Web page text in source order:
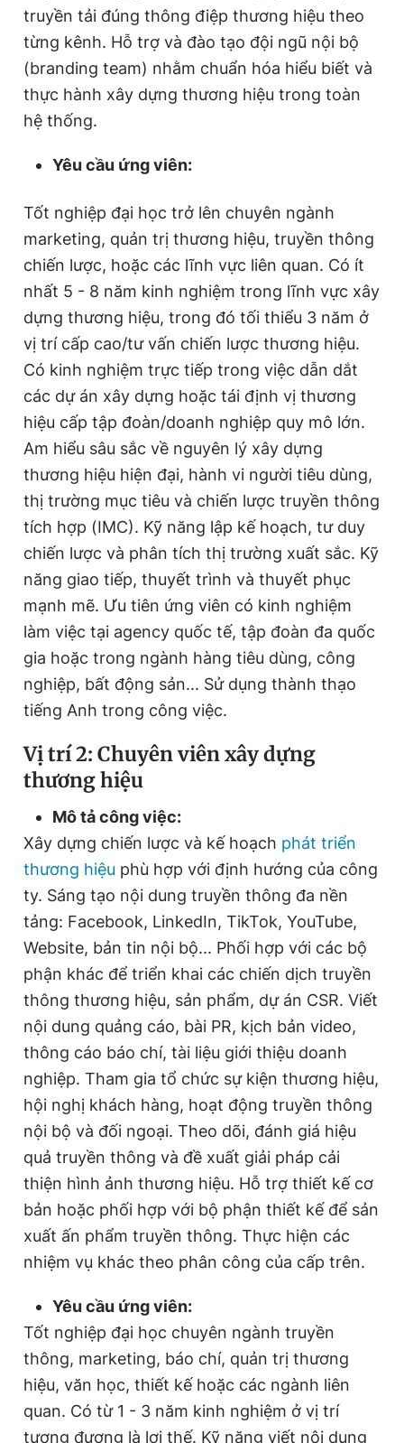
truyền tải đúng thông điệp thương hiệu theo
từng kênh. Hỗ trợ và đào tạo đội ngũ nội bộ
(branding team) nhằm chuẩn hóa hiểu biết và
thực hành xây dựng thương hiệu trong toàn
hệ thống.
Yêu cầu ứng viên:
Tốt nghiệp đại học trở lên chuyên ngành
marketing, quản trị thương hiệu, truyền thông
chiến lược, hoặc các lĩnh vực liên quan. Có ít
nhất 5 - 8 năm kinh nghiệm trong lĩnh vực xây
dựng thương hiệu, trong đó tối thiểu 3 năm ở
vị trí cấp cao/tư vấn chiến lược thương hiệu.
Có kinh nghiệm trực tiếp trong việc dẫn dắt
các dự án xây dựng hoặc tái định vị thương
hiệu cấp tập đoàn/doanh nghiệp quy mô lớn.
Am hiểu sâu sắc về nguyên lý xây dựng
thương hiệu hiện đại, hành vi người tiêu dùng,
thị trường mục tiêu và chiến lược truyền thông
tích hợp (IMC). Kỹ năng lập kế hoạch, tư duy
chiến lược và phân tích thị trường xuất sắc. Kỹ
năng giao tiếp, thuyết trình và thuyết phục
mạnh mẽ. Ưu tiên ứng viên có kinh nghiệm
làm việc tại agency quốc tế, tập đoàn đa quốc
gia hoặc trong ngành hàng tiêu dùng, công
nghiệp, bất động sản... Sử dụng thành thạo
tiếng Anh trong công việc.
Vị trí 2: Chuyên viên xây dựng
thương hiệu
Mô tả công việc:
Xây dựng chiến lược và kế hoạch phát triển
thương hiệu phù hợp với định hướng của công
ty. Sáng tạo nội dung truyền thông đa nền
tảng: Facebook, LinkedIn, TikTok, YouTube,
Website, bản tin nội bộ... Phối hợp với các bộ
phận khác để triển khai các chiến dịch truyền
thông thương hiệu, sản phẩm, dự án CSR. Viết
nội dung quảng cáo, bài PR, kịch bản video,
thông cáo báo chí, tài liệu giới thiệu doanh
nghiệp. Tham gia tổ chức sự kiện thương hiệu,
hội nghị khách hàng, hoạt động truyền thông
nội bộ và đối ngoại. Theo dõi, đánh giá hiệu
quả truyền thông và đề xuất giải pháp cải
thiện hình ảnh thương hiệu. Hỗ trợ thiết kế cơ
bản hoặc phối hợp với bộ phận thiết kế để sản
xuất ấn phẩm truyền thông. Thực hiện các
nhiệm vụ khác theo phân công của cấp trên.
Yêu cầu ứng viên:
Tốt nghiệp đại học chuyên ngành truyền
thông, marketing, báo chí, quản trị thương
hiệu, văn học, thiết kế hoặc các ngành liên
quan. Có từ 1 - 3 năm kinh nghiệm ở vị trí
tương đương là lợi thế. Kỹ năng viết nội dung